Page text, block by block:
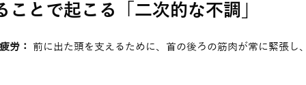
ことで起こる「二次的な不調」
労： 前に出た頭を支えるために、首の後ろの筋肉が常に緊張し